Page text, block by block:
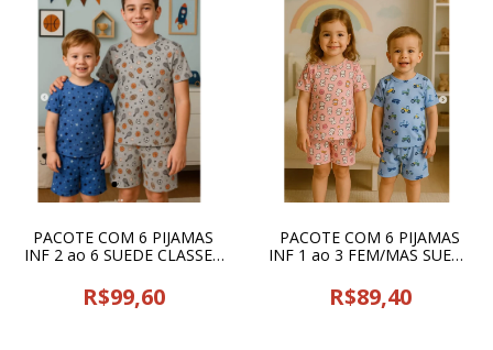
PACOTE COM 6 PIJAMAS
INF 2 ao 6 SUEDE CLASSE -
R$99,60
PACOTE COM 6 PIJAMAS
INF 1 ao 3 FEM/MAS SUEDE
R$89,40